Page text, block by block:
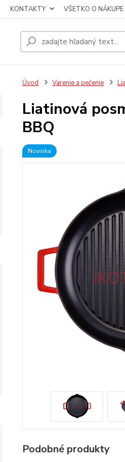
KONTAKTY VŠETKO O NÁKUPE
Úvod Varenie a pečenie
Liatinová
BBQ
Novinka
Podobné produkty